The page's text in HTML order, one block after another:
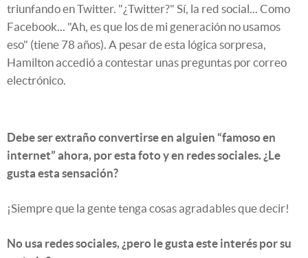
triunfando en Twitter. "¿Twitter?" Sí, la red social... Como
Facebook... "Ah, es que los de mi generación no usamos
eso" (tiene 78 años). A pesar de esta lógica sorpresa,
Hamilton accedió a contestar unas preguntas por correo
electrónico.
Debe ser extraño convertirse en alguien “famoso en
internet” ahora, por esta foto y en redes sociales. ¿Le
gusta esta sensación?
¡Siempre que la gente tenga cosas agradables que decir!
No usa redes sociales, ¿pero le gusta este interés por su